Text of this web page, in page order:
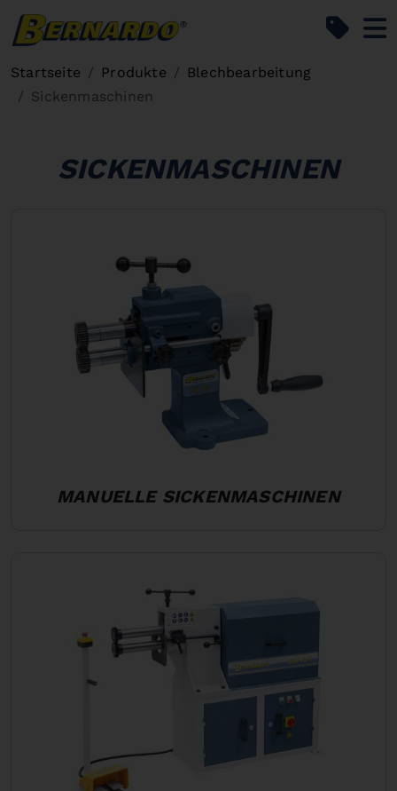
Startseite Produkte
Blechbearbeitung
Sickenmaschinen
SICKENMASCHINEN
MANUELLE SICKENMASCHINEN